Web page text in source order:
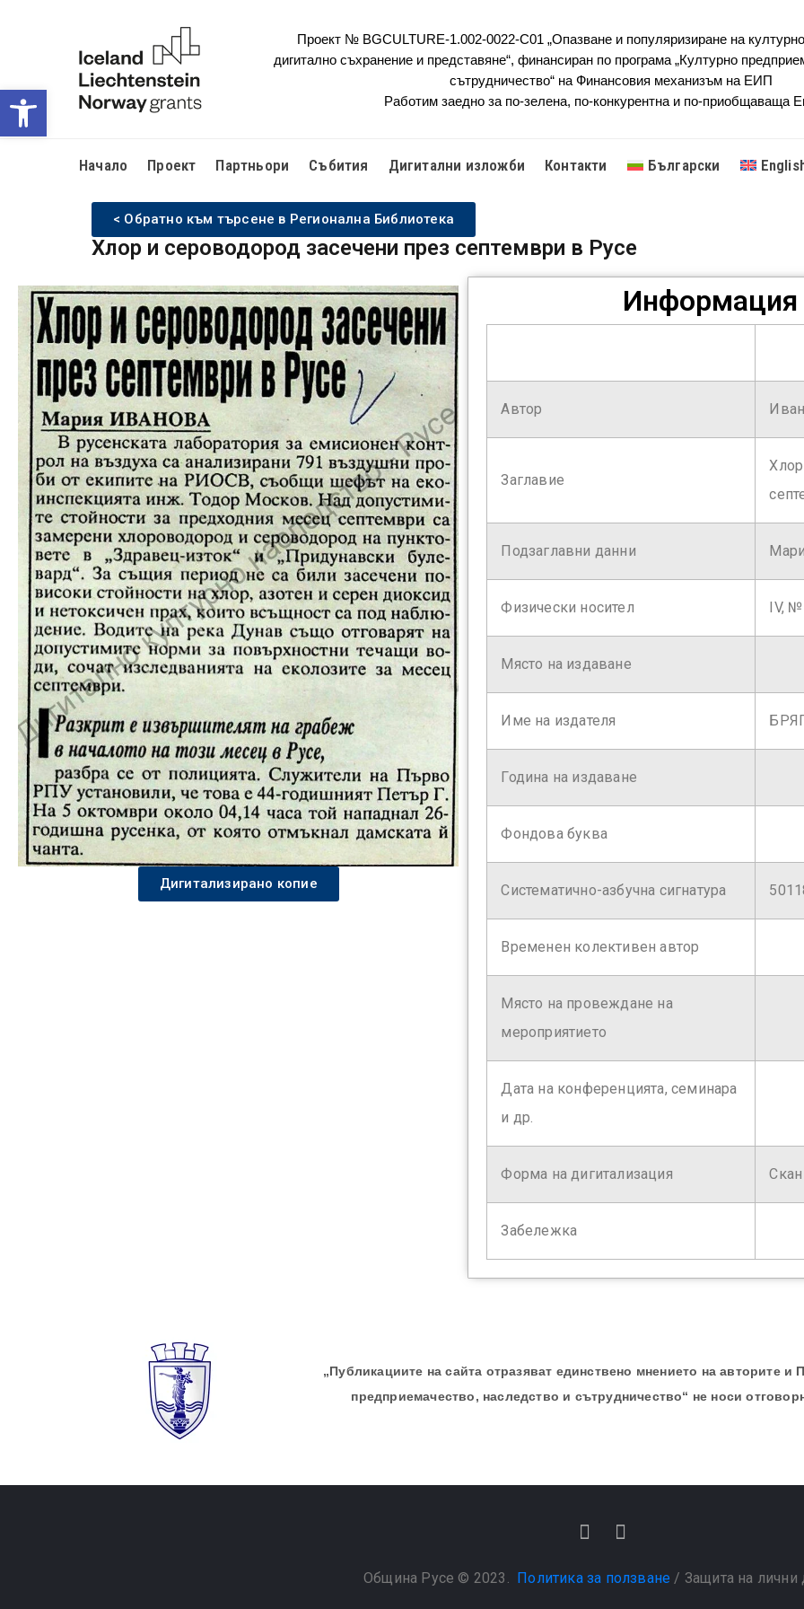
Open toolbar
Проект № BGCULTURE-1.002-0022-C01 „Опазване и популяризиране на
дигитално съхранение и представяне“, финансиран по програма „Културно
сътрудничество“ на Финансовия механизъм на ЕИП
Работим заедно за по-зелена, по-конкурентна и по-приобщаваща
Начало Проект Партньори Събития Дигитални изложби Контакти Български
< Обратно към търсене в Регионална Библиотека
Хлор и сероводород засечени през септември в Русе
Дигитализирано копие
Информация
Автор
Заглавие
Подзаглавни данни
Физически носител ІV,
Място на издаване
Име на издателя
Година на издаване
Фондова буква
Систематично-азбучна сигнатура
Временен колективен автор
Място на провеждане на
мероприятието
Дата на конференцията, семинара
и др.
Форма на дигитализация Скан
Забележка
„Публикациите на сайта отразяват единствено мнението на авторите
предприемачество, наследство и сътрудничество“ не носи
Община Русе © 2023. Политика за ползване / Защита на лични